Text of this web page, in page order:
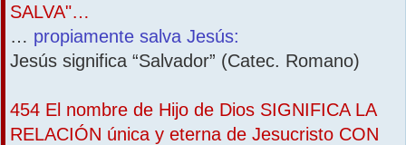
SALVA"…
… propiamente salva Jesús:
Jesús significa “Salvador” (Catec. Romano)
454 El nombre de Hijo de Dios SIGNIFICA LA
RELACIÓN única y eterna de Jesucristo CON